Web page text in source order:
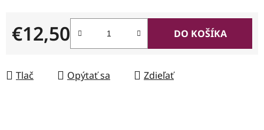
€12,50
Jednotková cena:
DO KOŠÍKA
Tlač Opýtať sa Zdieľať